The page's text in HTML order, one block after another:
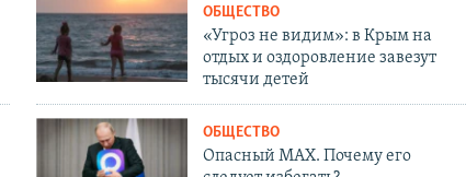
ОБЩЕСТВО
«Угроз не видим»: в Крым на
отдых и оздоровление завезут
тысячи детей
ОБЩЕСТВО
Опасный MAX. Почему его